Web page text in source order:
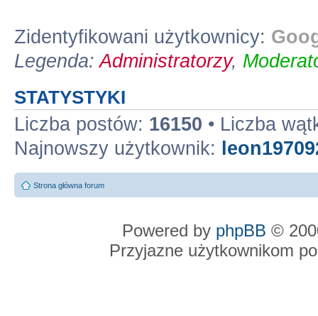
Zidentyfikowani użytkownicy:
Legenda:Administratorzy,
STATYSTYKI
Liczba postów: 16150 • Liczba
Najnowszy użytkownik:
Strona główna forum
Powered by phpBB ©
Przyjazne użytkownikom